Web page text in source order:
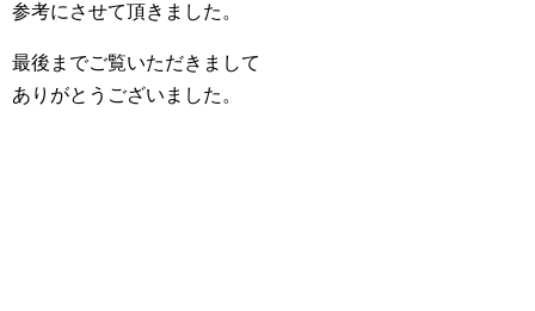
参考にさせて頂きました。
最後までご覧いただきまして
ありがとうございました。